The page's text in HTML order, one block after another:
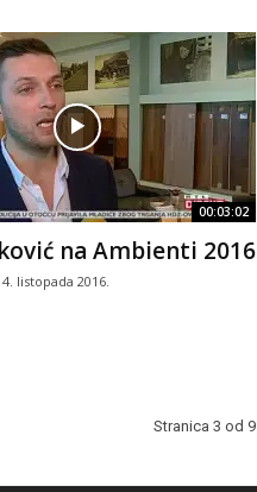
00:03:02
na Ambienti 2016
listopada 2016.
Stranica 3 od 9